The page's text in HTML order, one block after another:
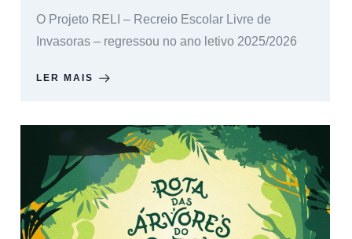
O Projeto RELI – Recreio Escolar Livre de
Invasoras – regressou no ano letivo 2025/2026
LER MAIS